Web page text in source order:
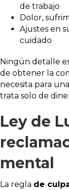
de trabajo
Dolor,
Ajustes en
cuidado
Ningún detalle
de obtener la
necesita para
trata solo de
Ley de
mental
La regla de